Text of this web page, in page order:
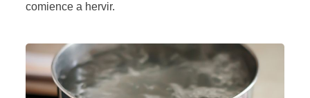
comience a hervir.